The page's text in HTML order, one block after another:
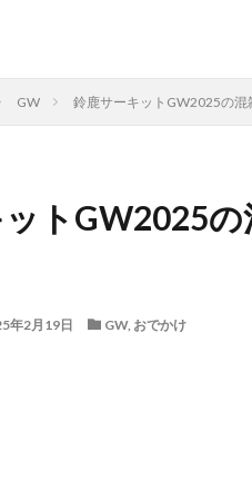
GW 鈴鹿サーキットGW2025の
トGW2025
年2月19日 GW, おでかけ